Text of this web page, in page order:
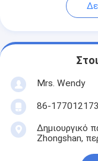
Mrs. Wendy
86-
Δημιουργικό
Zhongshan,